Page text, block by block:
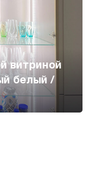
витриной
белый /